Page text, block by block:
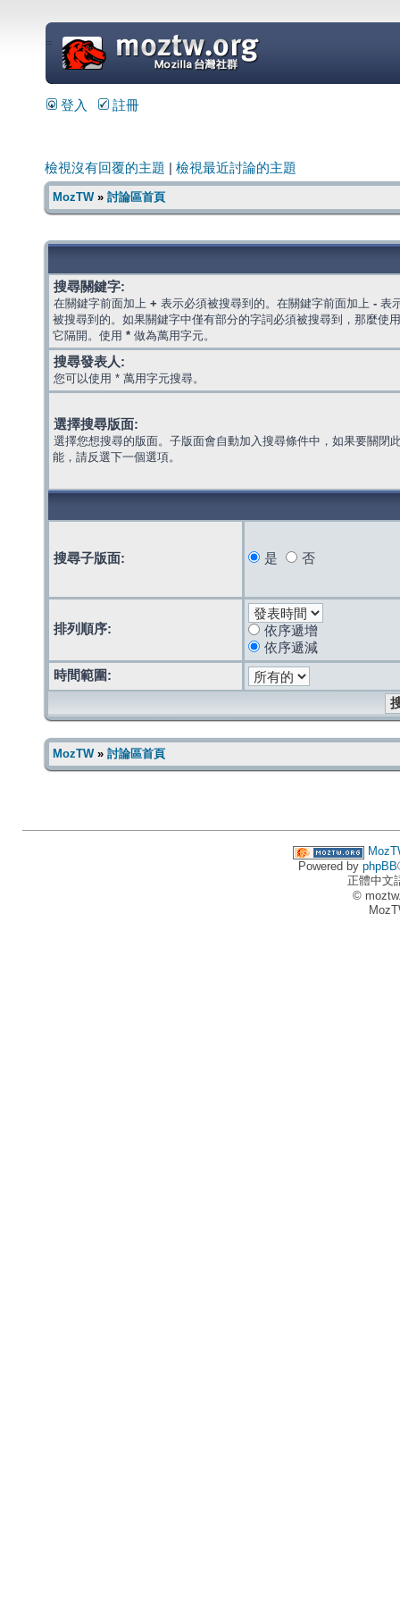
=
登入 註冊
檢視沒有回覆的主題 檢視最近討論的主題
MozTW» 討論區首頁
搜尋關鍵字:
在關鍵字前面加上 + 表示必須被搜尋到的。在關鍵字前面加上 - 表
被搜尋到的。如果關鍵字中僅有部分的字詞必須被搜尋到，那麼使
它隔開。使用 * 做為萬用字元。
搜尋發表人:
您可以使用 * 萬用字元搜尋。
選擇搜尋版面:
選擇您想搜尋的版面。子版面會自動加入搜尋條件中，如果要關閉
能，請反選下一個選項。
搜尋子版面: 是 否
排列順序:
依序遞增
依序遞減
時間範圍:
MozTW» 討論區首頁
Powered by phpBB
正體中文
©